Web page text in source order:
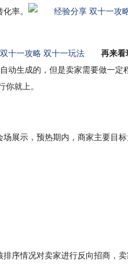
率。
再来看
生成的，但是卖家需要做一
就上。
展示，预热期内，商家主要目
序情况对卖家进行反向招商，